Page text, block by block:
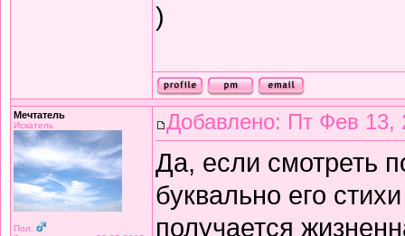
)
Мечтатель
Искатель
Пол:
Добавлено: Пт Фев 13,
Да, если смотреть
буквально его
получается